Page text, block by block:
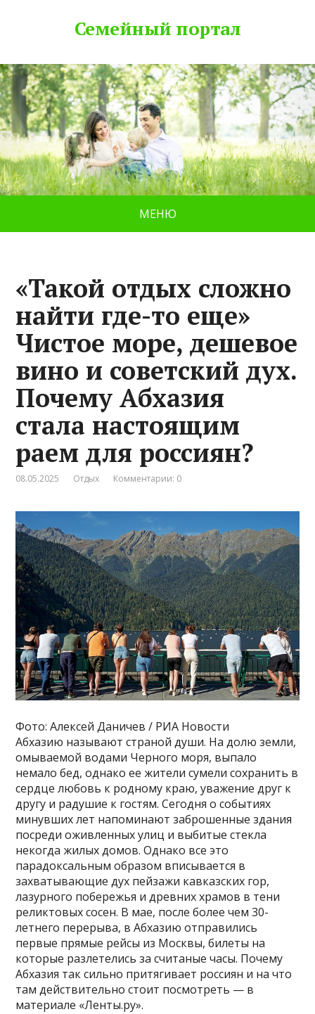
Семейный портал
МЕНЮ
«Такой отдых сложно
найти где-то еще»
Чистое море, дешевое
вино и советский дух.
Почему Абхазия
стала настоящим
раем для россиян?
08.05.2025 Отдых Комментарии: 0
Фото: Алексей Даничев / РИА Новости
Абхазию называют страной души. На долю земли,
омываемой водами Черного моря, выпало
немало бед, однако ее жители сумели сохранить в
сердце любовь к родному краю, уважение друг к
другу и радушие к гостям. Сегодня о событиях
минувших лет напоминают заброшенные здания
посреди оживленных улиц и выбитые стекла
некогда жилых домов. Однако все это
парадоксальным образом вписывается в
захватывающие дух пейзажи кавказских гор,
лазурного побережья и древних храмов в тени
реликтовых сосен. В мае, после более чем 30-
летнего перерыва, в Абхазию отправились
первые прямые рейсы из Москвы, билеты на
которые разлетелись за считаные часы. Почему
Абхазия так сильно притягивает россиян и на что
там действительно стоит посмотреть — в
материале «Ленты.ру».